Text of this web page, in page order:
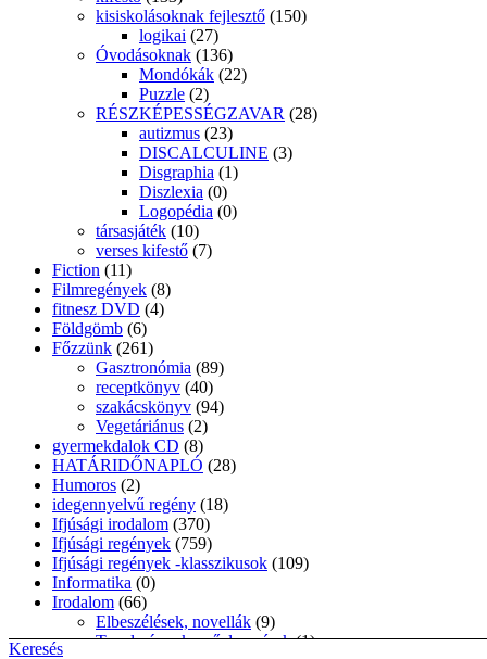
kisiskolásoknak fejlesztő (150)
logikai (27)
Óvodásoknak (136)
Mondókák (22)
Puzzle (2)
RÉSZKÉPESSÉGZAVAR (28)
autizmus (23)
DISCALCULINE (3)
Disgraphia (1)
Diszlexia (0)
Logopédia (0)
társasjáték (10)
verses kifestő (7)
Fiction (11)
Filmregények (8)
fitnesz DVD (4)
Földgömb (6)
Főzzünk (261)
Gasztronómia (89)
receptkönyv (40)
szakácskönyv (94)
Vegetáriánus (2)
gyermekdalok CD (8)
HATÁRIDŐNAPLÓ (28)
Humoros (2)
idegennyelvű regény (18)
Ifjúsági irodalom (370)
Ifjúsági regények (759)
Ifjúsági regények -klasszikusok (109)
Informatika (0)
Irodalom (66)
Elbeszélések, novellák (9)
Tanulmányok, műelemzések (1)
Keresés